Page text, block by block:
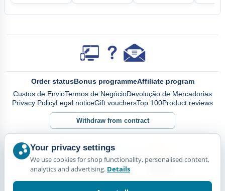
Order statusBonus programmeAffiliate program
Custos de EnvioTermos de NegócioDevolução de Mercadorias
Privacy PolicyLegal noticeGift vouchersTop 100Product reviews
Withdraw from contract
Your privacy settings
We use cookies for shop functionality, personalised content,
analytics and advertising. Details